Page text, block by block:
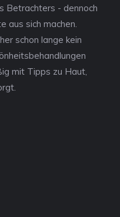
Betrachters - dennoch
aus sich machen.
schon lange kein
mit Tipps zu Haut,